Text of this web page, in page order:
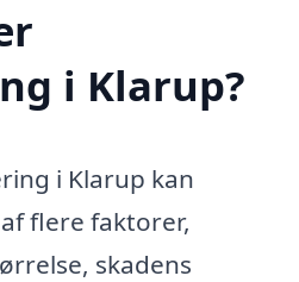
i Klarup?
i Klarup kan
flere faktorer,
skadens